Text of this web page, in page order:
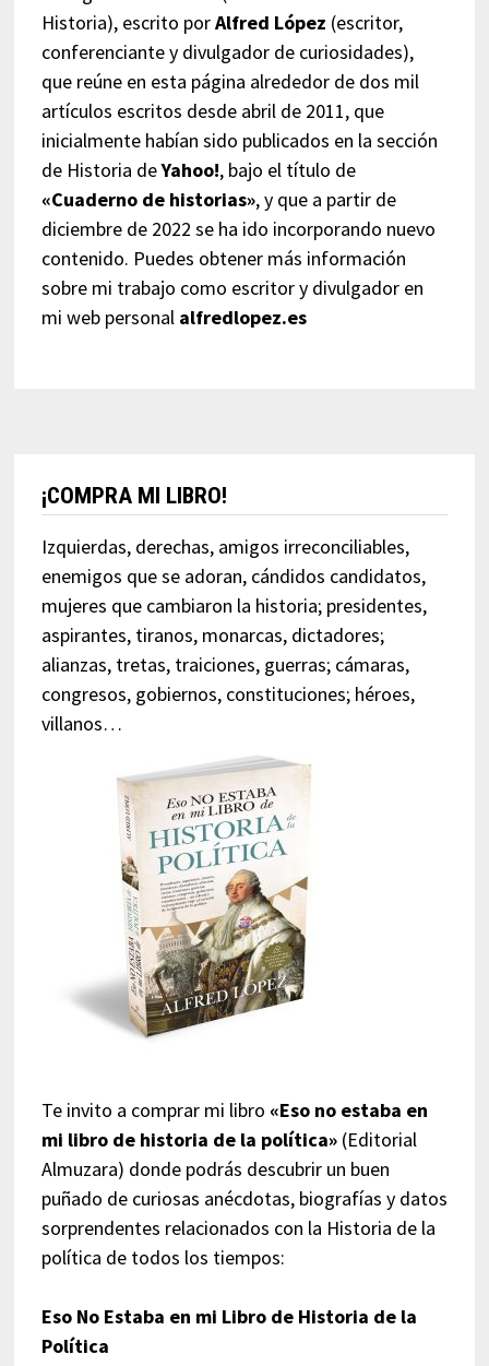
Historia), escrito porAlfred López (escritor,
conferenciante y divulgador de curiosidades),
que reúne en esta página alrededor de dos mil
artículos escritos desde abril de 2011, que
inicialmente habían sido publicados en la sección
de Historia deYahoo!, bajo el título de
«Cuaderno de historias», y que a partir de
diciembre de 2022 se ha ido incorporando nuevo
contenido. Puedes obtener más información
sobre mi trabajo como escritor y divulgador en
mi web personal alfredlopez.es
¡COMPRA MI LIBRO!
Izquierdas, derechas, amigos irreconciliables,
enemigos que se adoran, cándidos candidatos,
mujeres que cambiaron la historia; presidentes,
aspirantes, tiranos, monarcas, dictadores;
alianzas, tretas, traiciones, guerras; cámaras,
congresos, gobiernos, constituciones; héroes,
villanos…
Te invito a comprar mi libro «Eso no estaba en
mi libro de historia de la política»(Editorial
Almuzara) donde podrás descubrir un buen
puñado de curiosas anécdotas, biografías y datos
sorprendentes relacionados con la Historia de la
política de todos los tiempos:
Eso No Estaba en mi Libro de Historia de la
Política